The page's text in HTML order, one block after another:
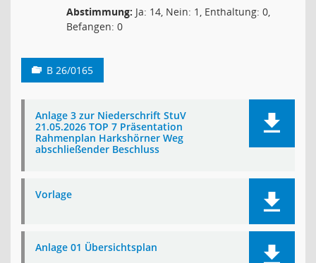
Abstimmung: Ja: 14, Nein: 1, Enthaltung: 0,
Befangen: 0
B 26/0165
Anlage 3 zur Niederschrift StuV
21.05.2026 TOP 7 Präsentation
Rahmenplan Harkshörner Weg
abschließender Beschluss
Vorlage
Anlage 01 Übersichtsplan